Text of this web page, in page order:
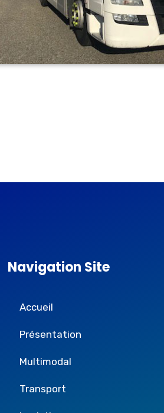
Navigation Site
Accueil
Présentation
Multimodal
Transport